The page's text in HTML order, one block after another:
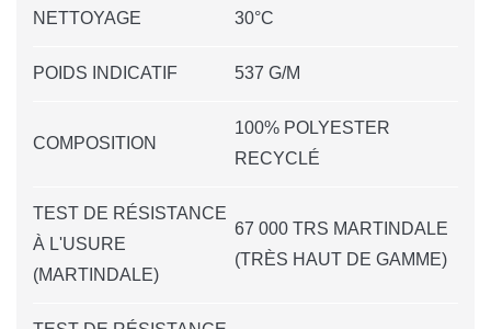
NETTOYAGE
30°C
POIDS INDICATIF 537 G/M
COMPOSITION
100% POLYESTER
RECYCLÉ
TEST DE RÉSISTANCE
À L'USURE
(MARTINDALE)
67 000 TRS MARTINDALE
(TRÈS HAUT DE GAMME)